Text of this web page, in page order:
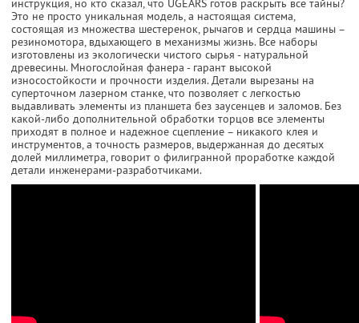
инструкция, но кто сказал, что UGEARS готов раскрыть все тайны?
Это не просто уникальная модель, а настоящая система,
состоящая из множества шестеренок, рычагов и сердца машины –
резиномотора, вдыхающего в механизмы жизнь. Все наборы
изготовлены из экологически чистого сырья - натуральной
древесины. Многослойная фанера - гарант высокой
износостойкости и прочности изделия. Детали вырезаны на
суперточном лазерном станке, что позволяет с легкостью
выдавливать элементы из планшета без заусенцев и заломов. Без
какой-либо дополнительной обработки торцов все элементы
приходят в полное и надежное сцепление – никакого клея и
инструментов, а точность размеров, выдержанная до десятых
долей миллиметра, говорит о филигранной проработке каждой
детали инженерами-разработчиками.